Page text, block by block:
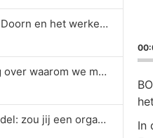
In
S4 Ep5: De zaak Milica van Doorn en het werken met scenario’s binnen de opsporing
S4 Ep4: Marc Schuilenburg over waarom we met elkaar in gesprek moeten over big data en algoritmes als het over veiligheid gaat
S4 Ep3: Illegale Orgaanhandel: zou jij een orgaan verkopen aan iemand wiens leven op het spel staat?